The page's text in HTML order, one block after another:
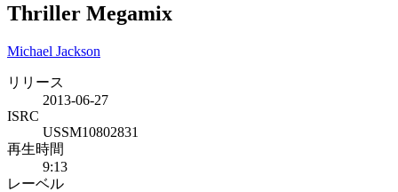
Thriller Megamix
Michael Jackson
リリース
2013-06-27
ISRC
USSM10802831
再生時間
9:13
レーベル